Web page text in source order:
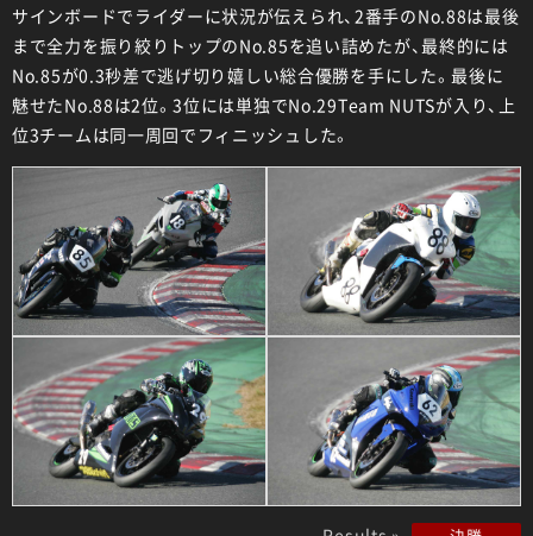
サインボードでライダーに状況が伝えられ、2番手のNo.88は最後
まで全力を振り絞りトップのNo.85を追い詰めたが、最終的には
No.85が0.3秒差で逃げ切り嬉しい総合優勝を手にした。最後に
魅せたNo.88は2位。3位には単独でNo.29Team NUTSが入り、上
位3チームは同一周回でフィニッシュした。